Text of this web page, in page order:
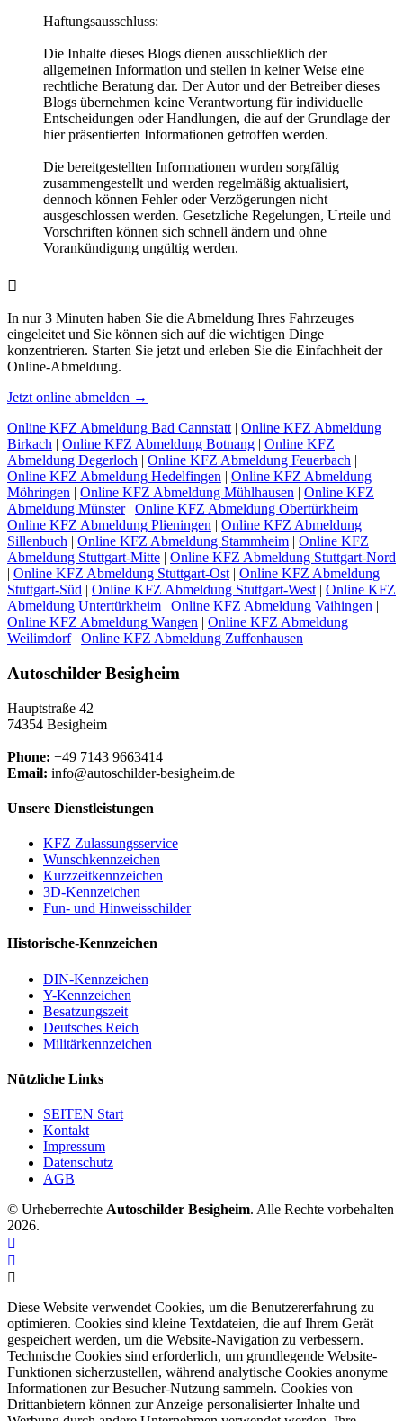
Haftungsausschluss:
Die Inhalte dieses Blogs dienen ausschließlich der
allgemeinen Information und stellen in keiner Weise eine
rechtliche Beratung dar. Der Autor und der Betreiber dieses
Blogs übernehmen keine Verantwortung für individuelle
Entscheidungen oder Handlungen, die auf der Grundlage der
hier präsentierten Informationen getroffen werden.
Die bereitgestellten Informationen wurden sorgfältig
zusammengestellt und werden regelmäßig aktualisiert,
dennoch können Fehler oder Verzögerungen nicht
ausgeschlossen werden. Gesetzliche Regelungen, Urteile und
Vorschriften können sich schnell ändern und ohne
Vorankündigung ungültig werden.
In nur 3 Minuten haben Sie die Abmeldung Ihres Fahrzeuges
eingeleitet und Sie können sich auf die wichtigen Dinge
konzentrieren. Starten Sie jetzt und erleben Sie die Einfachheit der
Online-Abmeldung.
Jetzt online abmelden →
Online KFZ Abmeldung Bad Cannstatt | Online KFZ Abmeldung
Birkach | Online KFZ Abmeldung Botnang | Online KFZ
Abmeldung Degerloch | Online KFZ Abmeldung Feuerbach |
Online KFZ Abmeldung Hedelfingen | Online KFZ Abmeldung
Möhringen | Online KFZ Abmeldung Mühlhausen | Online KFZ
Abmeldung Münster| Online KFZ Abmeldung Obertürkheim |
Online KFZ Abmeldung Plieningen | Online KFZ Abmeldung
Sillenbuch | Online KFZ Abmeldung Stammheim | Online KFZ
Abmeldung Stuttgart-Mitte | Online KFZ Abmeldung Stuttgart-Nord
| Online KFZ Abmeldung Stuttgart-Ost | Online KFZ Abmeldung
Stuttgart-Süd | Online KFZ Abmeldung Stuttgart-West | Online KFZ
Abmeldung Untertürkheim | Online KFZ Abmeldung Vaihingen |
Online KFZ Abmeldung Wangen | Online KFZ Abmeldung
Weilimdorf| Online KFZ Abmeldung Zuffenhausen
Autoschilder Besigheim
Hauptstraße 42
74354 Besigheim
Phone: +49 7143 9663414
Email: info@autoschilder-besigheim.de
Unsere Dienstleistungen
KFZ Zulassungsservice
Wunschkennzeichen
Kurzzeitkennzeichen
3D-Kennzeichen
Fun- und Hinweisschilder
Historische-Kennzeichen
DIN-Kennzeichen
Y-Kennzeichen
Besatzungszeit
Deutsches Reich
Militärkennzeichen
Nützliche Links
SEITEN Start
Kontakt
Impressum
Datenschutz
AGB
© Urheberrechte Autoschilder Besigheim. Alle Rechte vorbehalten
2026.
Diese Website verwendet Cookies, um die Benutzererfahrung zu
optimieren. Cookies sind kleine Textdateien, die auf Ihrem Gerät
gespeichert werden, um die Website-Navigation zu verbessern.
Technische Cookies sind erforderlich, um grundlegende Website-
Funktionen sicherzustellen, während analytische Cookies anonyme
Informationen zur Besucher-Nutzung sammeln. Cookies von
Drittanbietern können zur Anzeige personalisierter Inhalte und